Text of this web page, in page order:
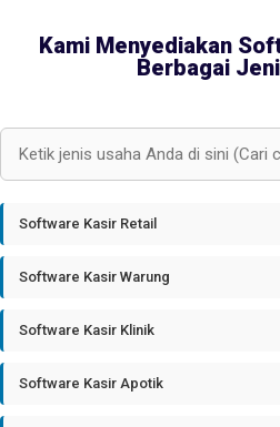
Kami Menyediakan
Berbagai
Software Kasir Retail
Software Kasir Warung
Software Kasir Klinik
Software Kasir Apotik